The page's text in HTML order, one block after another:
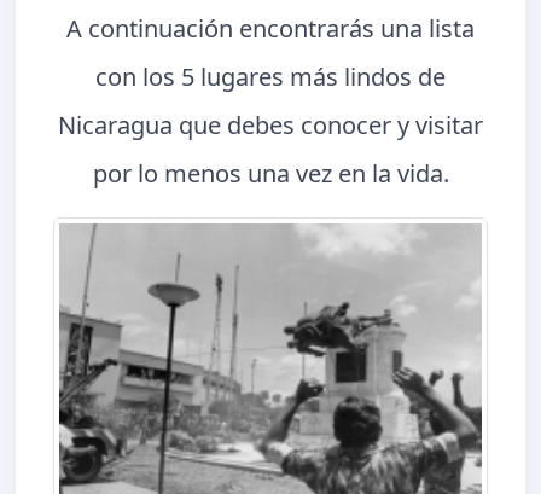
A continuación encontrarás una lista
con los 5 lugares más lindos de
Nicaragua que debes conocer y visitar
por lo menos una vez en la vida.